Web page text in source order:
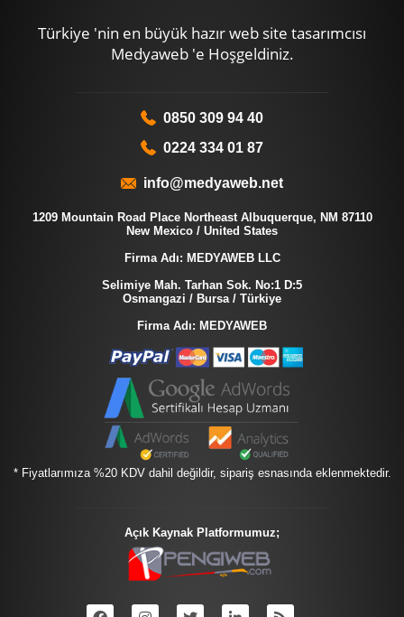
Türkiye 'nin en büyük hazır web site tasarımcısı
Medyaweb 'e Hoşgeldiniz.
0850 309 94 40
0224 334 01 87
info@medyaweb.net
1209 Mountain Road Place Northeast Albuquerque, NM 87110
New Mexico / United States
Firma Adı: MEDYAWEB LLC
Selimiye Mah. Tarhan Sok. No:1 D:5
Osmangazi / Bursa / Türkiye
Firma Adı: MEDYAWEB
* Fiyatlarımıza %20 KDV dahil değildir, sipariş esnasında eklenmektedir.
Açık Kaynak Platformumuz;